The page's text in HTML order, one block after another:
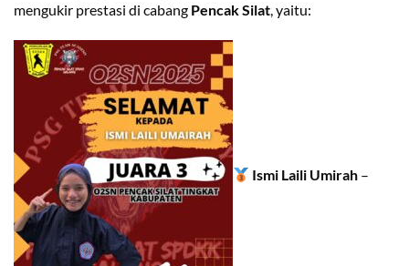
mengukir prestasi di cabang Pencak Silat, yaitu:
Ismi Laili Umirah –